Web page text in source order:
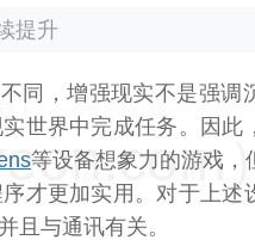
提升
同，增强现实不是强调
世界中完成任务。因此
等设备想象力的游戏，
才更加实用。对于上述
且与通讯有关。